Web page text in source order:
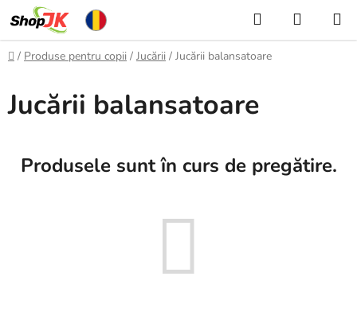
conținut
Căutare
DE
Acasă
/ Produse pentru copii / Jucării / Jucării balansatoare
Jucării balansatoare
Produsele sunt în curs de pregătire.